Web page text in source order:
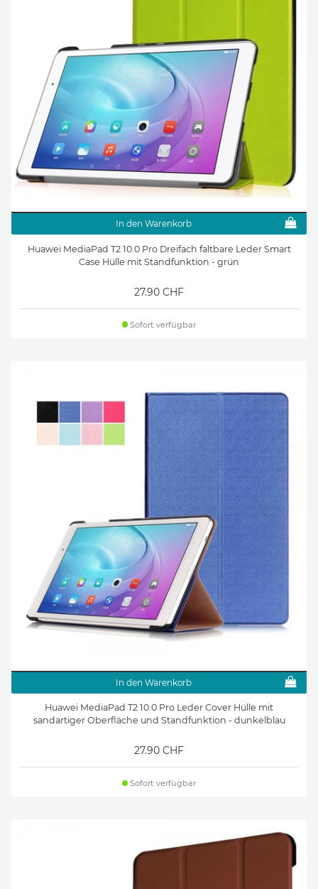
In den Warenkorb
Huawei MediaPad T2 10.0 Pro Dreifach faltbare Leder Smart
Case Hülle mit Standfunktion - grün
27.90 CHF
Sofort verfügbar
In den Warenkorb
Huawei MediaPad T2 10.0 Pro Leder Cover Hülle mit
sandartiger Oberfläche und Standfunktion - dunkelblau
27.90 CHF
Sofort verfügbar